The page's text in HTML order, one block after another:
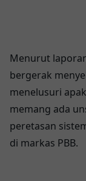
Menurut
bergerak
menelusuri
memang ada
peretasan
di markas PBB.